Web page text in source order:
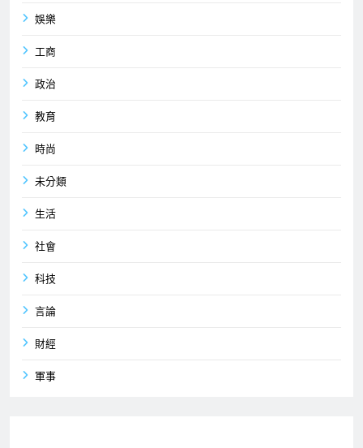
娛樂
工商
政治
教育
時尚
未分類
生活
社會
科技
言論
財經
軍事